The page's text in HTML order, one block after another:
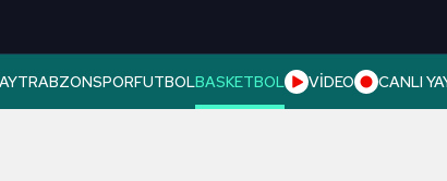
TRABZONSPORFUTBOLBASKETBOL VİDEO CANLI